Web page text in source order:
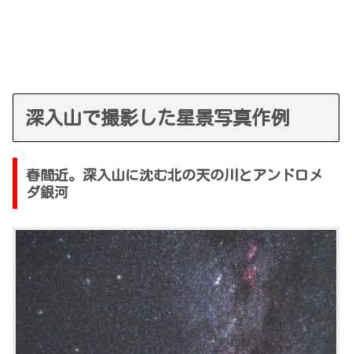
深入山で撮影した星景写真作例
春間近。深入山に沈む北の天の川とアンドロメ
ダ銀河